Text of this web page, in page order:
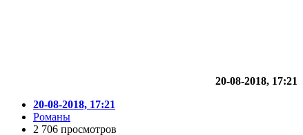
20-08-2018, 17:21
20-08-2018, 17:21
Романы
2 706 просмотров